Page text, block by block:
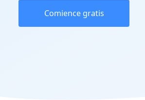
Comience gratis